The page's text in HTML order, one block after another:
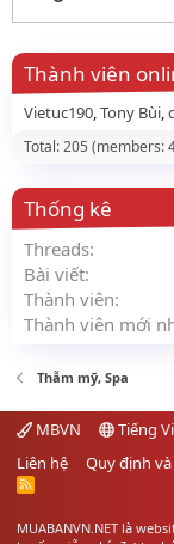
Thành viên
Vietuc190 Tony Bùi
Total: 205 (members:
Thống kê
Threads
Bài viết
Thành viên
Thành viên mới
Thẫm mỹ, Spa
MBVN
Tiếng
Liên hệ
Quy định
R
MUABANVN.NET là